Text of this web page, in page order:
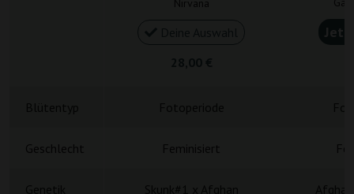
Nirvana
Geschlecht Feminisiert